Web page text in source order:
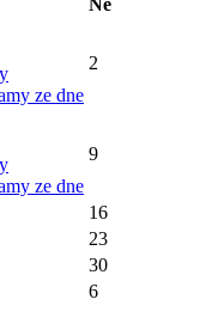
ze dne
2
ze dne
9
16
23
30
6